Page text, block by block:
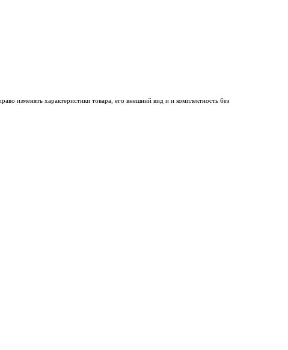
изменять характеристики товара, его внешний вид и и комплектность без